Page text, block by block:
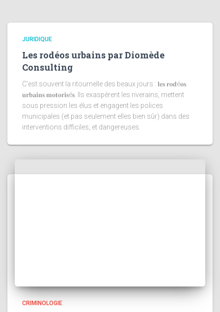
JURIDIQUE
Les rodéos urbains par Diomède
Consulting
C'est souvent la ritournelle des beaux jours : 𝐥𝐞𝐬 𝐫𝐨𝐝é𝐨𝐬
𝐮𝐫𝐛𝐚𝐢𝐧𝐬 𝐦𝐨𝐭𝐨𝐫𝐢𝐬é𝐬. Ils exaspèrent les riverains, mettent
sous pression les élus et engagent les polices
municipales (et pas seulement elles bien sûr) dans des
interventions difficiles, et dangereuses.
CRIMINOLOGIE